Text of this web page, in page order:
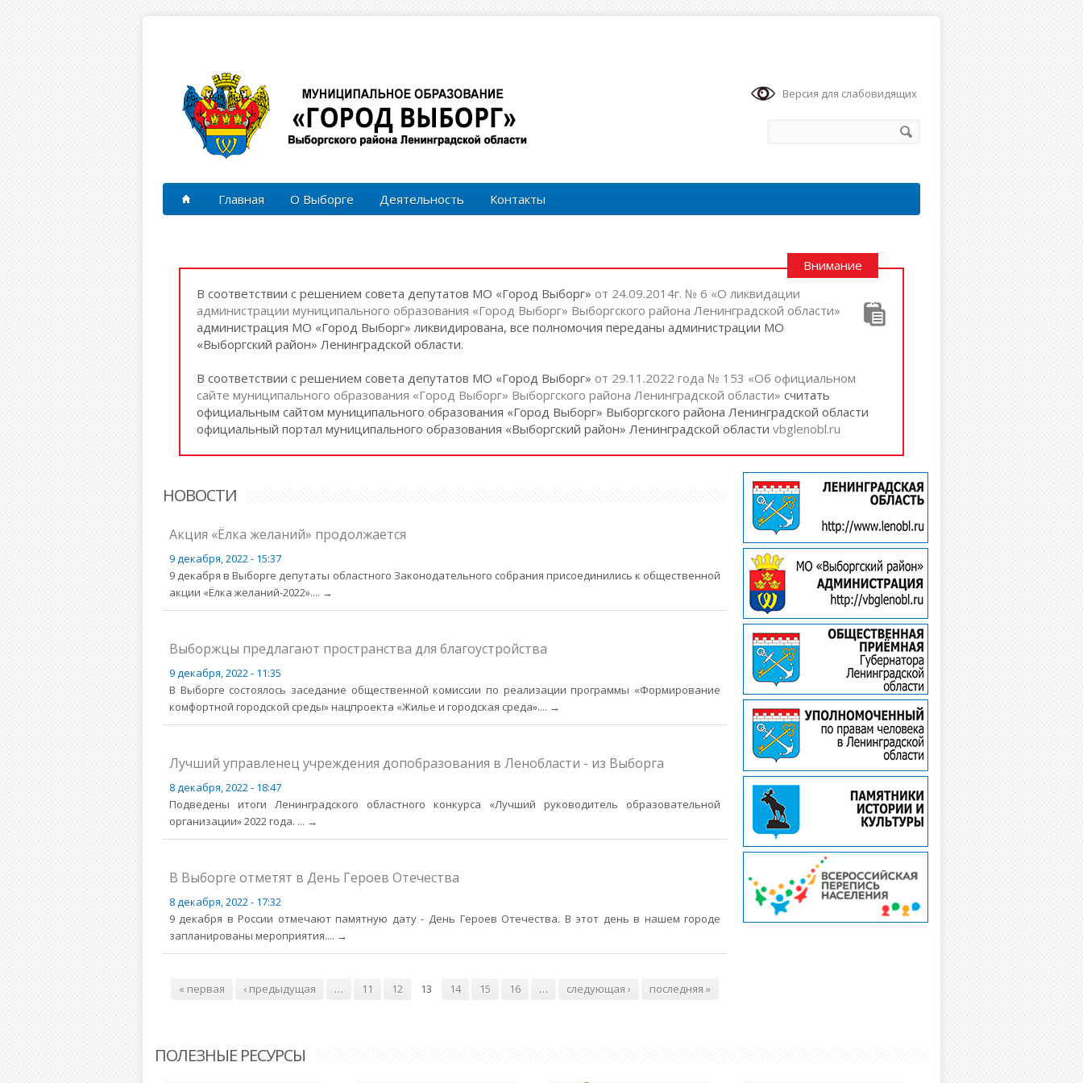
Версия для слабовидящих
Главная О Выборге Деятельность Контакты
Внимание
В соответствии с решением совета депутатов МО «Город Выборг» от 24.09.2014г. № 6 «О ликвидации
администрации муниципального образования «Город Выборг» Выборгского района Ленинградской области»
администрация МО «Город Выборг» ликвидирована, все полномочия переданы администрации МО
«Выборгский район» Ленинградской области.
В соответствии с решением совета депутатов МО «Город Выборг» от 29.11.2022 года № 153 «Об официальном
сайте муниципального образования «Город Выборг» Выборгского района Ленинградской области» cчитать
официальным сайтом муниципального образования «Город Выборг» Выборгского района Ленинградской области
официальный портал муниципального образования «Выборгский район» Ленинградской области vbglenobl.ru
НОВОСТИ
Акция «Ёлка желаний» продолжается
9 декабря, 2022 - 15:37
9 декабря в Выборге депутаты областного Законодательного собрания присоединились к общественной
акции «Ёлка желаний-2022».... →
Выборжцы предлагают пространства для благоустройства
9 декабря, 2022 - 11:35
В Выборге состоялось заседание общественной комиссии по реализации программы «Формирование
комфортной городской среды» нацпроекта «Жилье и городская среда».... →
Лучший управленец учреждения допобразования в Ленобласти - из Выборга
8 декабря, 2022 - 18:47
Подведены итоги Ленинградского областного конкурса «Лучший руководитель образовательной
организации» 2022 года. ... →
В Выборге отметят в День Героев Отечества
8 декабря, 2022 - 17:32
9 декабря в России отмечают памятную дату - День Героев Отечества. В этот день в нашем городе
запланированы мероприятия.... →
Страницы
« первая ‹ предыдущая … 11 12 13 14 15 16 … следующая › последняя »
ПОЛЕЗНЫЕ РЕСУРСЫ